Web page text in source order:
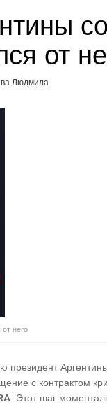
от
Людмила
него
президент
с контрактом
. Этот шаг